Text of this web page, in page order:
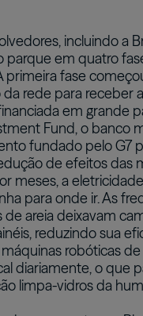
incluindo a
parque em quatro
primeira fase
rede para receber
em grande
Fund, o banco
fundado pelo G7
de efeitos das
meses, a
para onde ir. As
areia deixavam
reduzindo sua
robóticas
diariamente, o que
limpa-vidros da